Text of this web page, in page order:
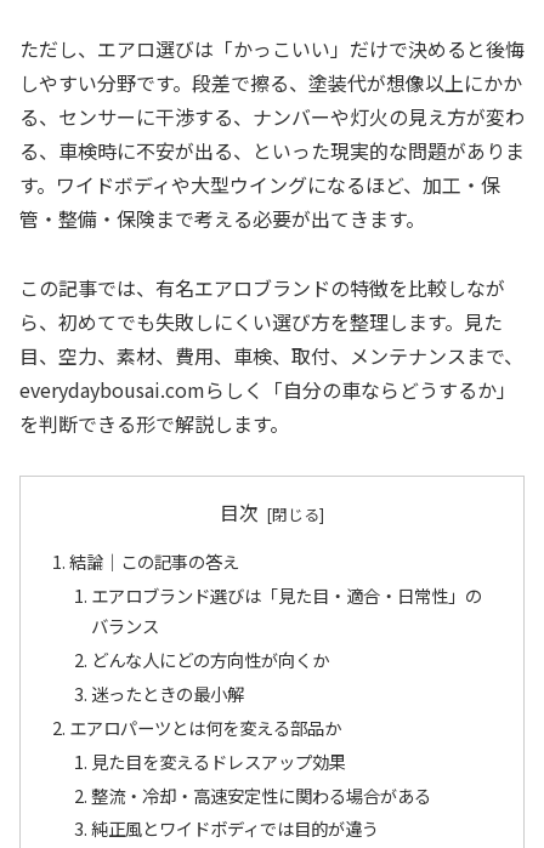
ただし、エアロ選びは「かっこいい」だけで決めると後悔
しやすい分野です。段差で擦る、塗装代が想像以上にかか
る、センサーに干渉する、ナンバーや灯火の見え方が変わ
る、車検時に不安が出る、といった現実的な問題がありま
す。ワイドボディや大型ウイングになるほど、加工・保
管・整備・保険まで考える必要が出てきます。
この記事では、有名エアロブランドの特徴を比較しなが
ら、初めてでも失敗しにくい選び方を整理します。見た
目、空力、素材、費用、車検、取付、メンテナンスまで、
everydaybousai.comらしく「自分の車ならどうするか」
を判断できる形で解説します。
目次
結論｜この記事の答え
エアロブランド選びは「見た目・適合・日常性」の
バランス
どんな人にどの方向性が向くか
迷ったときの最小解
エアロパーツとは何を変える部品か
見た目を変えるドレスアップ効果
整流・冷却・高速安定性に関わる場合がある
純正風とワイドボディでは目的が違う